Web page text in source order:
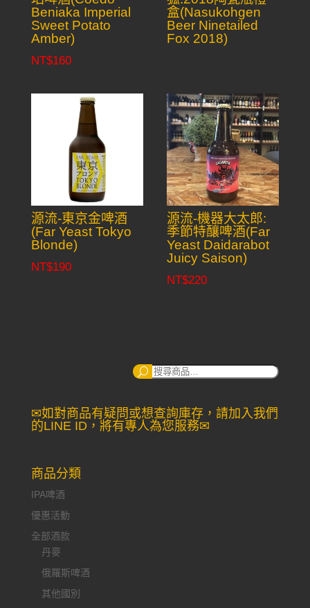
Beniaka Imperial
Sweet Potato
Amber)
NT$160
盒(Nasukohgen
Beer Ninetailed
Fox 2018)
源流-東京金啤酒
(Far Yeast Tokyo
Blonde)
NT$190
源流-機器大太郎:
季節特釀啤酒(Far
Yeast Daidarabot
Juicy Saison)
NT$220
搜
✉如對商品有疑問或想查詢庫存，請加入我們
的LINE ID，將有專人為您服務✉
商品分類
IPA啤酒
優惠活動
全部酒款
丹麥
俄羅斯啤酒
其他國別